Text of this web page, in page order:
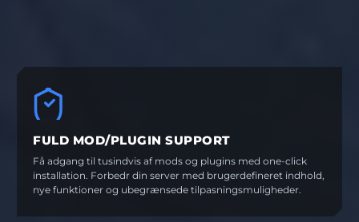
FULD MOD/PLUGIN SUPPORT
Få adgang til tusindvis af mods og plugins med one-click
installation. Forbedr din server med brugerdefineret indhold,
nye funktioner og ubegrænsede tilpasningsmuligheder.